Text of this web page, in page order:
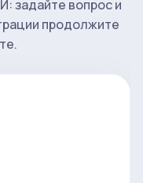
задайте вопрос и
продолжите